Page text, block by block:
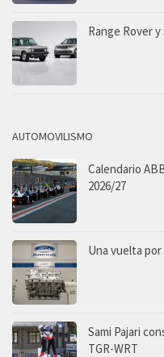
Range Rover
AUTOMOVILISMO
Calendario
2026/27
Una vuelta
Sami Pajari
TGR-WRT